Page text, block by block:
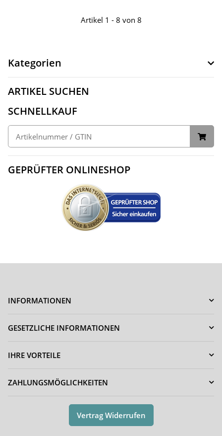
Artikel 1 - 8 von 8
Kategorien
ARTIKEL SUCHEN
SCHNELLKAUF
GEPRÜFTER ONLINESHOP
INFORMATIONEN
GESETZLICHE INFORMATIONEN
IHRE VORTEILE
ZAHLUNGSMÖGLICHKEITEN
Vertrag Widerrufen